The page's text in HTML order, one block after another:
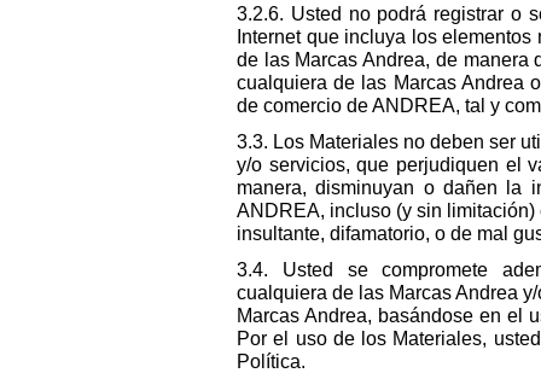
3.2.6. Usted no podrá registrar o
Internet que incluya los
de las Marcas Andrea, de
cualquiera de las Marcas Andrea
de comercio de ANDREA, tal y
3.3. Los Materiales no deben ser
y/o servicios, que perjudiquen el
manera, disminuyan o dañen la
ANDREA, incluso (y sin
insultante, difamatorio, o de mal
3.4. Usted se compromete
cualquiera de las Marcas Andrea
Marcas Andrea, basándose en el
Por el uso de los Materiales,
Política.